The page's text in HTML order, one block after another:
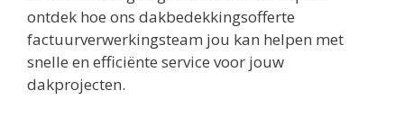
ontdek hoe ons dakbedekkingsofferte
factuurverwerkingsteam jou kan helpen met
snelle en efficiënte service voor jouw
dakprojecten.